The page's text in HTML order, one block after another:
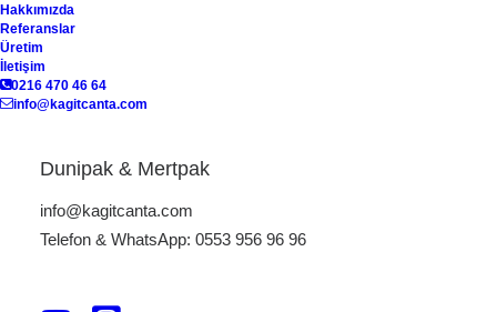
Hakkımızda
Referanslar
Üretim
İletişim
0216 470 46 64
info@kagitcanta.com
Dunipak & Mertpak
info@kagitcanta.com
Telefon & WhatsApp: 0553 956 96 96
Kahve Taşıma Kartonu
KT-08